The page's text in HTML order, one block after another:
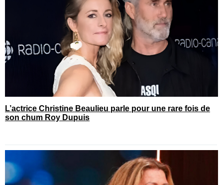
L’actrice Christine Beaulieu parle pour une rare fois de
son chum Roy Dupuis